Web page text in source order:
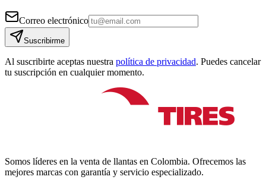
Correo electrónico
Suscribirme
Al suscribirte aceptas nuestra política de privacidad. Puedes cancelar
tu suscripción en cualquier momento.
Somos líderes en la venta de llantas en Colombia. Ofrecemos las
mejores marcas con garantía y servicio especializado.